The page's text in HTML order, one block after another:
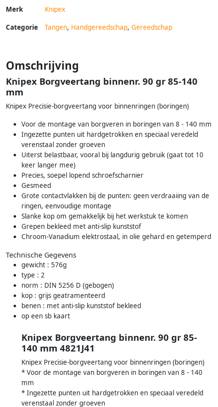
Merk Knipex
Categorie Tangen, Handgereedschap, Gereedschap
Omschrijving
Knipex Borgveertang binnenr. 90 gr 85-140
mm
Knipex Precisie-borgveertang voor binnenringen (boringen)
Voor de montage van borgveren in boringen van 8 - 140 mm
Ingezette punten uit hardgetrokken en speciaal veredeld
verenstaal zonder groeven
Uiterst belastbaar, vooral bij langdurig gebruik (gaat tot 10
keer langer mee)
Precies, soepel lopend schroefscharnier
Gesmeed
Grote contactvlakken bij de punten: geen verdraaiing van de
ringen, eenvoudige montage
Slanke kop om gemakkelijk bij het werkstuk te komen
Grepen bekleed met anti-slip kunststof
Chroom-Vanadium elektrostaal, in olie gehard en getemperd
Technische Gegevens
gewicht : 576g
type : 2
norm : DIN 5256 D (gebogen)
kop : grijs geatramenteerd
benen : met anti-slip kunststof bekleed
op een sb kaart
Knipex Borgveertang binnenr. 90 gr 85-
140 mm 4821J41
Knipex Precisie-borgveertang voor binnenringen (boringen)
* Voor de montage van borgveren in boringen van 8 - 140
mm
* Ingezette punten uit hardgetrokken en speciaal veredeld
verenstaal zonder groeven